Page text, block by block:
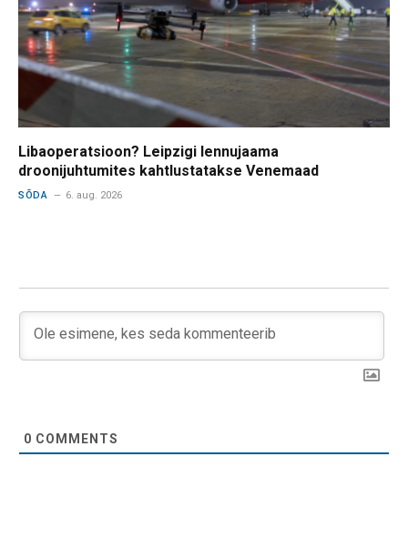
Libaoperatsioon? Leipzigi lennujaama
droonijuhtumites kahtlustatakse Venemaad
SÕDA 6. aug. 2026
0 COMMENTS